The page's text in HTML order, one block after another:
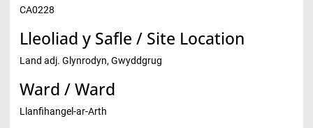
CA0228
Lleoliad y Safle / Site Location
Land adj. Glynrodyn, Gwyddgrug
Ward / Ward
Llanfihangel-ar-Arth